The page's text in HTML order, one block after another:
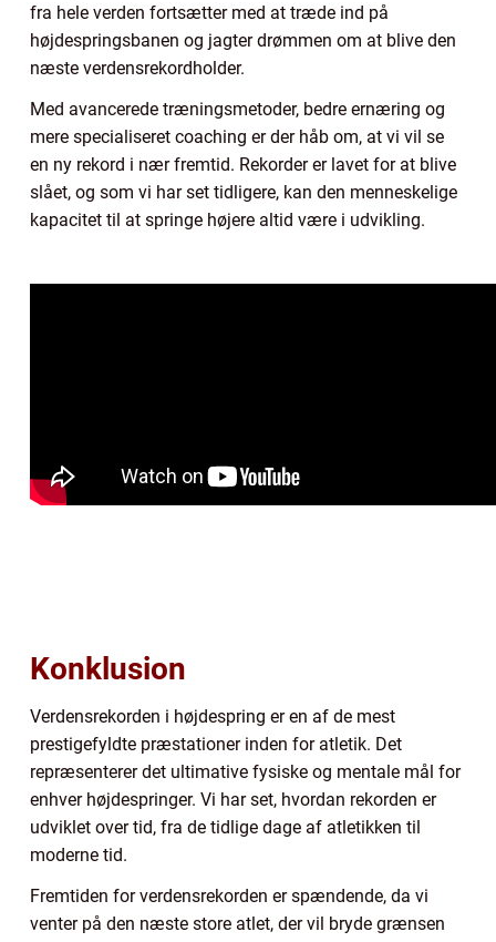
fra hele verden fortsætter med at træde ind på
højdespringsbanen og jagter drømmen om at blive den
næste verdensrekordholder.
Med avancerede træningsmetoder, bedre ernæring og
mere specialiseret coaching er der håb om, at vi vil se
en ny rekord i nær fremtid. Rekorder er lavet for at blive
slået, og som vi har set tidligere, kan den menneskelige
kapacitet til at springe højere altid være i udvikling.
Konklusion
Verdensrekorden i højdespring er en af de mest
prestigefyldte præstationer inden for atletik. Det
repræsenterer det ultimative fysiske og mentale mål for
enhver højdespringer. Vi har set, hvordan rekorden er
udviklet over tid, fra de tidlige dage af atletikken til
moderne tid.
Fremtiden for verdensrekorden er spændende, da vi
venter på den næste store atlet, der vil bryde grænsen